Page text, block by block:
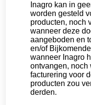
Inagro kan in
worden gesteld
producten, noch
wanneer deze
aangeboden en
en/of
wanneer Inagro
ontvangen, noch
facturering voor
producten zou
derden.